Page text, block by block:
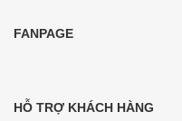
FANPAGE
HỖ TRỢ KHÁCH HÀNG